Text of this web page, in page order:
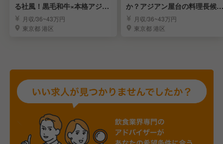
る社風！黒毛和牛×本格アジア
ン料理の人気店
月収/36~43万円
東京都 港区
か？アジアン屋台の料理長候補
大募集
月収/36~43万円
東京都 港区